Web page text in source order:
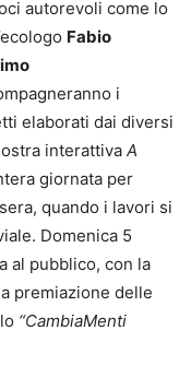
autorevoli come lo
Fabio
i
elaborati dai diversi
interattiva A
giornata per
quando i lavori si
Domenica 5
al pubblico, con la
premiazione delle
“CambiaMenti